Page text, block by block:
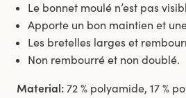
Le bonnet moulé n’est pas
Apporte un bon maintien et
Les bretelles larges et
Non rembourré et non doublé.
Material: 72 % polyamide, 17 %